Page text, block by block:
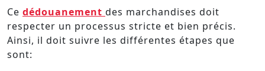
Ce dédouanement des marchandises doit
respecter un processus stricte et bien précis.
Ainsi, il doit suivre les différentes étapes que
sont: